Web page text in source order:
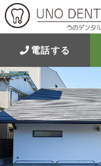
電話する